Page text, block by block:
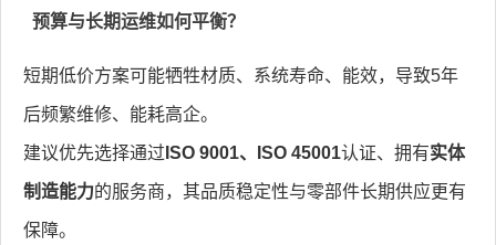
预算与长期运维如何平衡？
短期低价方案可能牺牲材质、系统寿命、能效，导致5年
后频繁维修、能耗高企。
建议优先选择通过 ISO 9001、ISO 45001认证、拥有实体
制造能力的服务商，其品质稳定性与零部件长期供应更有
保障。